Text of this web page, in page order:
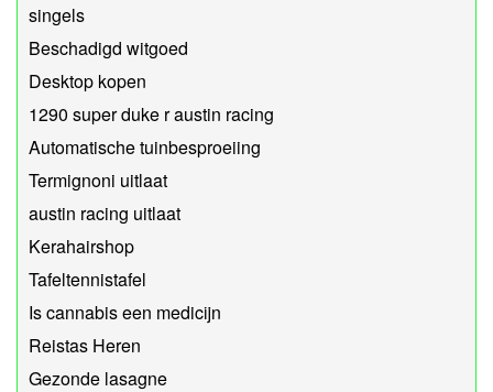
singels
Beschadigd witgoed
Desktop kopen
1290 super duke r austin racing
Automatische tuinbesproeiing
Termignoni uitlaat
austin racing uitlaat
Kerahairshop
Tafeltennistafel
Is cannabis een medicijn
Reistas Heren
Gezonde lasagne